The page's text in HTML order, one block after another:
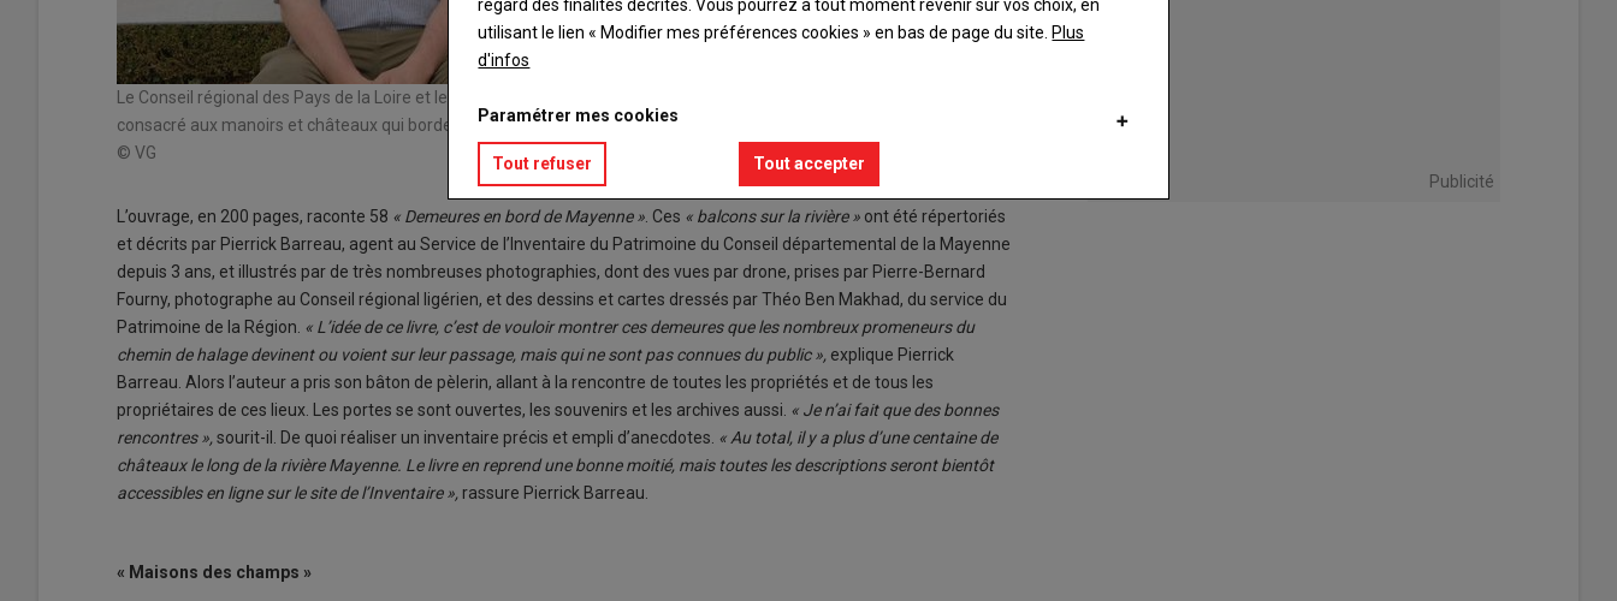
Le Conseil régional des Pays de la Loire et le Conseil départemental de la Mayenne viennent de publier un ouvrage
consacré aux manoirs et châteaux qui bordent la rivière Mayenne. Une invitation à la promenade.
© VG
L’ouvrage, en 200 pages, raconte 58 « Demeures en bord de Mayenne ». Ces « balcons sur la rivière » ont été répertoriés
et décrits par Pierrick Barreau, agent au Service de l’Inventaire du Patrimoine du Conseil départemental de la Mayenne
depuis 3 ans, et illustrés par de très nombreuses photographies, dont des vues par drone, prises par Pierre-Bernard
Fourny, photographe au Conseil régional ligérien, et des dessins et cartes dressés par Théo Ben Makhad, du service du
Patrimoine de la Région. « L’idée de ce livre, c’est de vouloir montrer ces demeures que les nombreux promeneurs du
chemin de halage devinent ou voient sur leur passage, mais qui ne sont pas connues du public », explique Pierrick
Barreau. Alors l’auteur a pris son bâton de pèlerin, allant à la rencontre de toutes les propriétés et de tous les
propriétaires de ces lieux. Les portes se sont ouvertes, les souvenirs et les archives aussi. « Je n’ai fait que des bonnes
rencontres », sourit-il. De quoi réaliser un inventaire précis et empli d’anecdotes. « Au total, il y a plus d’une centaine de
châteaux le long de la rivière Mayenne. Le livre en reprend une bonne moitié, mais toutes les descriptions seront bientôt
accessibles en ligne sur le site de l’Inventaire », rassure Pierrick Barreau.
« Maisons des champs »
Publicité
regard des finalités décrites. Vous pourrez à tout moment revenir sur vos choix, en
utilisant le lien « Modifier mes préférences cookies » en bas de page du site. Plus
d'infos
Paramétrer mes cookies
Tout refuser Tout accepter